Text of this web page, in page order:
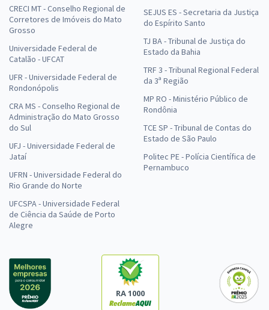
CRECI MT - Conselho Regional de
Corretores de Imóveis do Mato
Grosso
Universidade Federal de
Catalão - UFCAT
UFR - Universidade Federal de
Rondonópolis
CRA MS - Conselho Regional de
Administração do Mato Grosso
do Sul
UFJ - Universidade Federal de
Jataí
UFRN - Universidade Federal do
Rio Grande do Norte
UFCSPA - Universidade Federal
de Ciência da Saúde de Porto
Alegre
SEJUS ES - Secretaria da Justiça
do Espírito Santo
TJ BA - Tribunal de Justiça do
Estado da Bahia
TRF 3 - Tribunal Regional Federal
da 3ª Região
MP RO - Ministério Público de
Rondônia
TCE SP - Tribunal de Contas do
Estado de São Paulo
Politec PE - Polícia Científica de
Pernambuco
RA 1000